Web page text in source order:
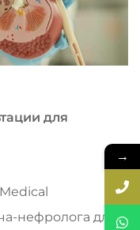
для
нефролога для
→